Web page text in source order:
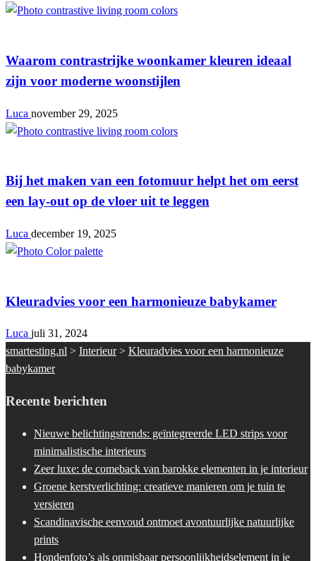
Waarom contrastrijke woonkamer kleuren ideaal
zijn voor moderne woonstijlen
Luca november 29, 2025
Bij het maken van een fotomuur helpt het om eerst
een lay-out op de vloer uit te leggen
Luca december 19, 2025
Kleuradvies voor een harmonieuze babykamer
Luca juli 31, 2024
smartesting.nl > Interieur> Kleuradvies voor een harmonieuze
babykamer
Recente berichten
Nieuwe belichtingstrends: geïntegreerde LED strips voor
minimalistische interieurs
Zeer luxe: de comeback van barokke elementen in je interieur
Groene kerstverlichting: creatieve manieren om je tuin te
versieren
Scandinavische eenvoud ontmoet avontuurlijke natuurlijke
prints
Hondenfoto’s als onmisbaar persoonlijkheidselement in je